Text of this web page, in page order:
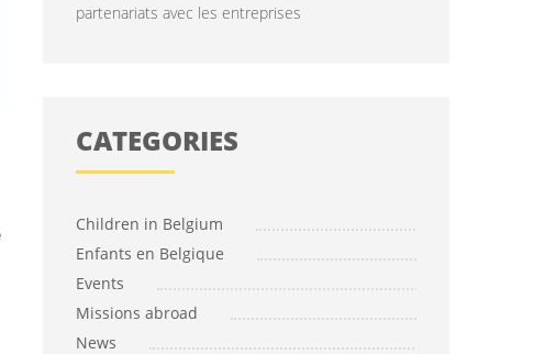
partenariats avec les entreprises
CATEGORIES
Children in Belgium
Enfants en Belgique
Events
Missions abroad
News